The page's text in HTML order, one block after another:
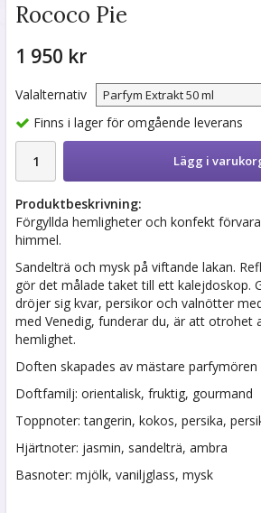
Rococo Pie
1 950 kr
Valalternativ
Finns i lager för omgående leverans
Lägg i
Produktbeskrivning:
Förgyllda hemligheter och konfekt
himmel.
Sandelträ och mysk på viftande lakan.
gör det målade taket till ett kalejdoskop.
dröjer sig kvar, persikor och valnötter
med Venedig, funderar du, är att otrohet
hemlighet.
Doften skapades av mästare parfymören
Doftfamilj: orientalisk, fruktig, gourmand
Toppnoter: tangerin, kokos, persika,
Hjärtnoter: jasmin, sandelträ, ambra
Basnoter: mjölk, vaniljglass, mysk